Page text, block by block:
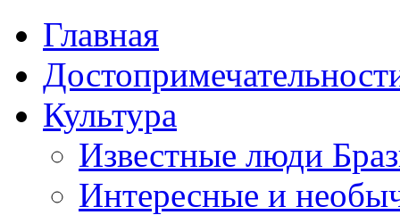
Главная
Культура
Известные люди
Интересные и